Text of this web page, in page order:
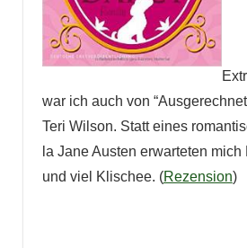
war ich auch von
Teri Wilson. Statt eines
la Jane Austen erwarteten
und viel Klischee. (Rezension)